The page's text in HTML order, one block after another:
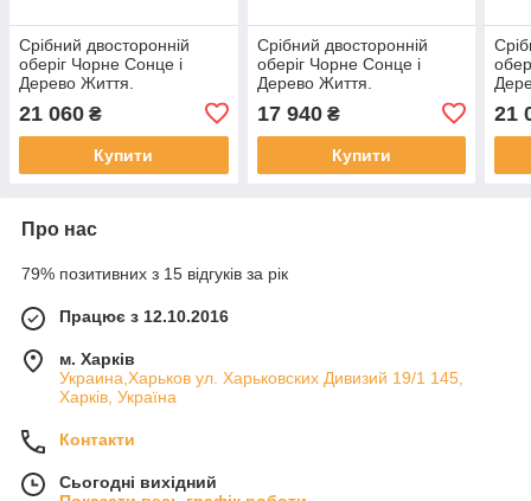
Срібний двосторонній
оберіг Чорне Сонце і
Дерево Життя.
21 060 ₴
Купити
Срібний двосторонній
оберіг Чорне Сонце і
Дерево Життя.
17 940₴
Купити
21
Про нас
79% позитивних з 15 відгуків за рік
Працює з 12.10.2016
м. Харків
Украина,Харьков ул. Харьковских Дивизий 19/1 145,
Харків, Україна
Контакти
Сьогодні вихідний